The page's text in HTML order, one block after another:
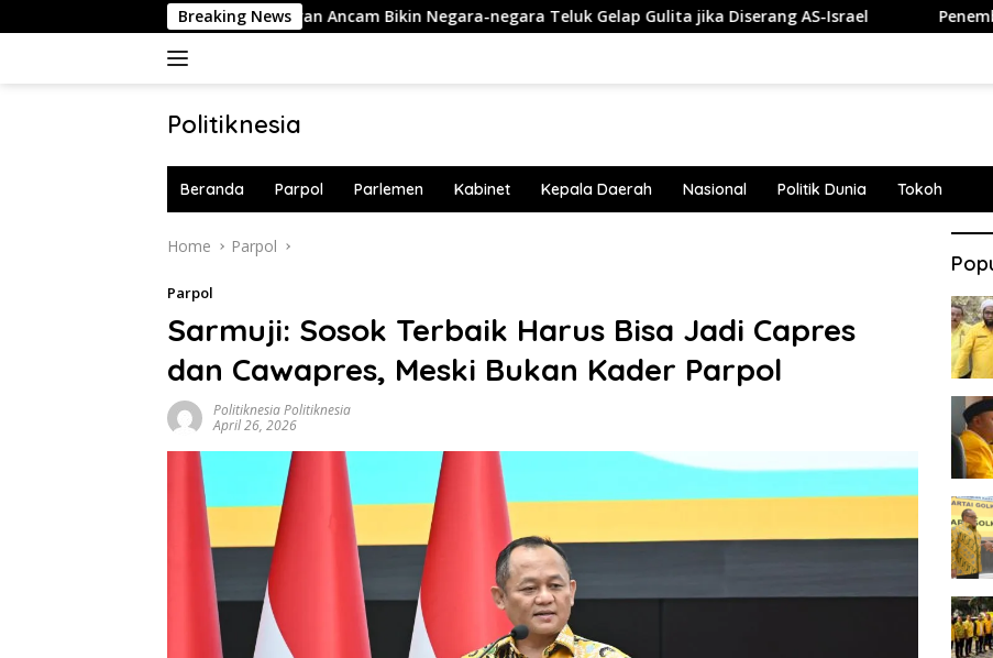
to
Breaking News
Iran Ancam Bikin Negara-negara Teluk Gelap Gulita jika Diserang AS-Israel Penembakan
Politiknesia
Beranda Parpol Parlemen Kabinet Kepala Daerah Nasional Politik Dunia Tokoh
Home Parpol
Parpol
Sarmuji: Sosok Terbaik Harus Bisa Jadi Capres
dan Cawapres, Meski Bukan Kader Parpol
Politiknesia Politiknesia
April 26, 2026